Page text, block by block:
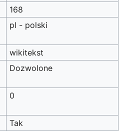
168
pl - polski
wikitekst
Dozwolone
0
Tak